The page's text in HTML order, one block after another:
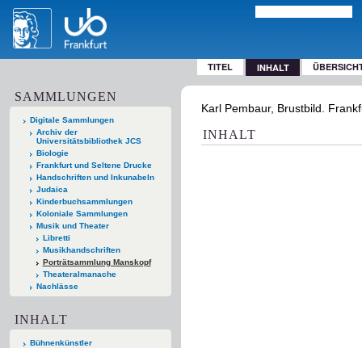
TITEL INHALT
SAMMLUNGEN
Digitale Sammlungen
Archiv der
Universitätsbibliothek JCS
Biologie
Frankfurt und Seltene Drucke
Handschriften und Inkunabeln
Judaica
Kinderbuchsammlungen
Koloniale Sammlungen
Musik und Theater
Libretti
Musikhandschriften
Porträtsammlung Manskopf
Theateralmanache
Nachlässe
INHALT
Bühnenkünstler
Karl Pembaur, Brustbild.
INHALT